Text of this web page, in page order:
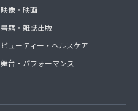
映像・映画
書籍・雑誌出版
ビューティー・ヘルスケア
舞台・パフォーマンス